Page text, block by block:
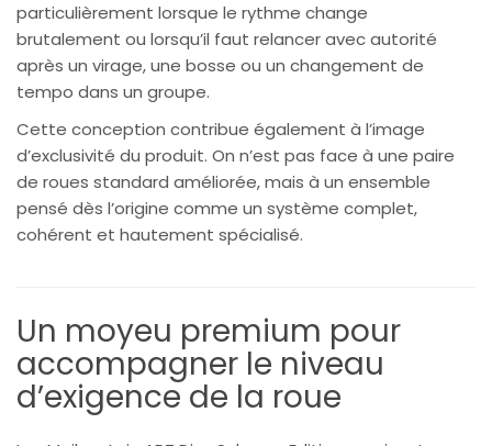
particulièrement lorsque le rythme change
brutalement ou lorsqu’il faut relancer avec autorité
après un virage, une bosse ou un changement de
tempo dans un groupe.
Cette conception contribue également à l’image
d’exclusivité du produit. On n’est pas face à une paire
de roues standard améliorée, mais à un ensemble
pensé dès l’origine comme un système complet,
cohérent et hautement spécialisé.
Un moyeu premium pour
accompagner le niveau
d’exigence de la roue